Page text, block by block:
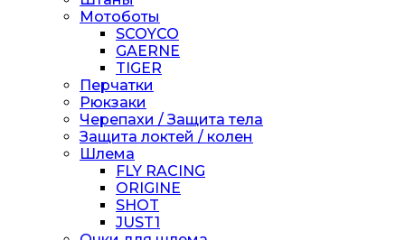
Мотоботы
SCOYCO
GAERNE
TIGER
Перчатки
Рюкзаки
Черепахи / Защита тела
Защита локтей / колен
Шлема
FLY RACING
ORIGINE
SHOT
JUST1